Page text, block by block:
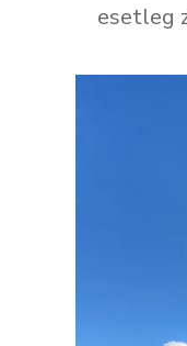
esetleg